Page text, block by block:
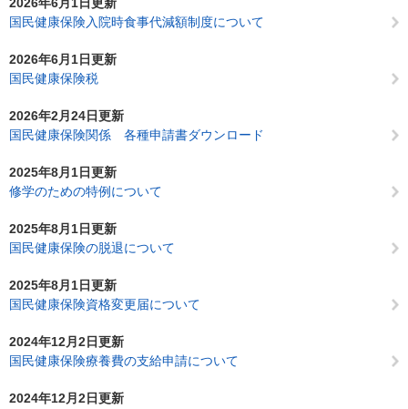
国民健康保険入院時食事代減額制度について
2026年6月1日更新
国民健康保険税
2026年2月24日更新
国民健康保険関係 各種申請書ダウンロード
2025年8月1日更新
修学のための特例について
2025年8月1日更新
国民健康保険の脱退について
2025年8月1日更新
国民健康保険資格変更届について
2024年12月2日更新
国民健康保険療養費の支給申請について
2024年12月2日更新